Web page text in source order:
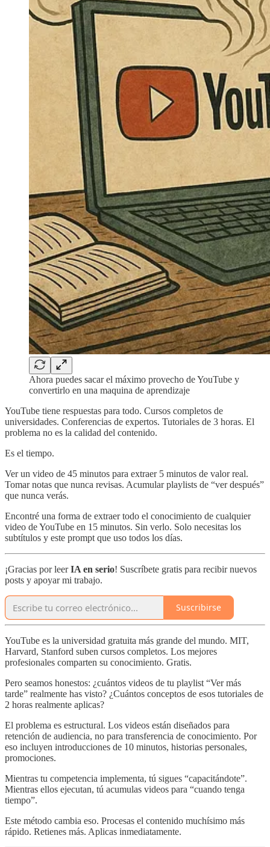
Ahora puedes sacar el máximo provecho de YouTube y
convertirlo en una maquina de aprendizaje
YouTube tiene respuestas para todo. Cursos completos de
universidades. Conferencias de expertos. Tutoriales de 3 horas. El
problema no es la calidad del contenido.
Es el tiempo.
Ver un video de 45 minutos para extraer 5 minutos de valor real.
Tomar notas que nunca revisas. Acumular playlists de “ver después”
que nunca verás.
Encontré una forma de extraer todo el conocimiento de cualquier
video de YouTube en 15 minutos. Sin verlo. Solo necesitas los
subtítulos y este prompt que uso todos los días.
¡Gracias por leerIA en serio! Suscríbete gratis para recibir nuevos
posts y apoyar mi trabajo.
Suscribirse
YouTube es la universidad gratuita más grande del mundo. MIT,
Harvard, Stanford suben cursos completos. Los mejores
profesionales comparten su conocimiento. Gratis.
Pero seamos honestos: ¿cuántos videos de tu playlist “Ver más
tarde” realmente has visto? ¿Cuántos conceptos de esos tutoriales de
2 horas realmente aplicas?
El problema es estructural. Los videos están diseñados para
retención de audiencia, no para transferencia de conocimiento. Por
eso incluyen introducciones de 10 minutos, historias personales,
promociones.
Mientras tu competencia implementa, tú sigues “capacitándote”.
Mientras ellos ejecutan, tú acumulas videos para “cuando tenga
tiempo”.
Este método cambia eso. Procesas el contenido muchísimo más
rápido. Retienes más. Aplicas inmediatamente.